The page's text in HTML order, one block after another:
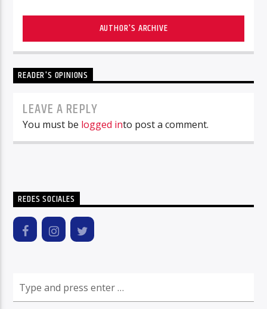
AUTHOR'S ARCHIVE
READER'S OPINIONS
LEAVE A REPLY
You must be logged into post a comment.
REDES SOCIALES